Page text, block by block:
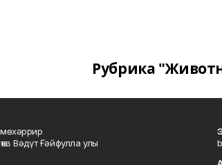
Рубрика
Вәдүт Ғәйфулла улы